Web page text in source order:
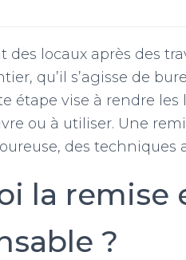
des locaux après des
qu’il s’agisse de
étape vise à rendre
ou à utiliser. Une
des techniques
la remise
?